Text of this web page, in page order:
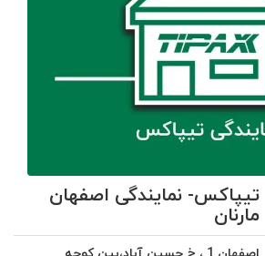
تیپاکس- نمایندگی اصفهان
مارنان